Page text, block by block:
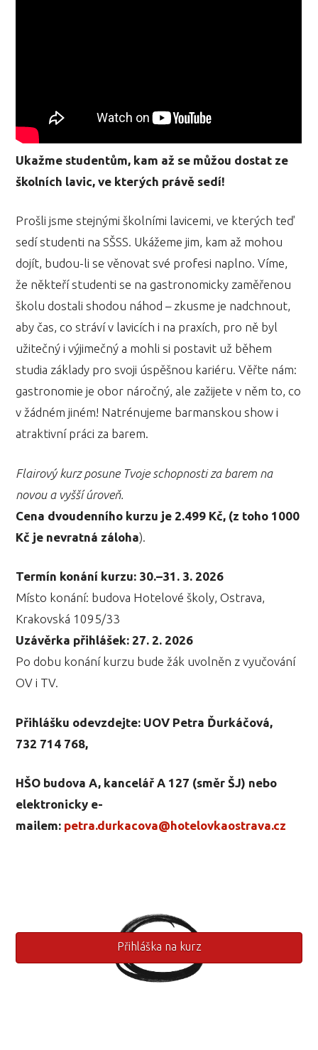
Ukažme studentům, kam až se můžou dostat ze
školních lavic, ve kterých právě sedí!
Prošli jsme stejnými školními lavicemi, ve kterých teď
sedí studenti na SŠSS. Ukážeme jim, kam až mohou
dojít, budou-li se věnovat své profesi naplno. Víme,
že někteří studenti se na gastronomicky zaměřenou
školu dostali shodou náhod – zkusme je nadchnout,
aby čas, co stráví v lavicích i na praxích, pro ně byl
užitečný i výjimečný a mohli si postavit už během
studia základy pro svoji úspěšnou kariéru. Věřte nám:
gastronomie je obor náročný, ale zažijete v něm to, co
v žádném jiném! Natrénujeme barmanskou show i
atraktivní práci za barem.
Flairový kurz posune Tvoje schopnosti za barem na
novou a vyšší úroveň.
Cena dvoudenního kurzu je 2.499 Kč, (z toho 1000
Kč je nevratná záloha).
Termín konání kurzu: 30.–31. 3. 2026
Místo konání: budova Hotelové školy, Ostrava,
Krakovská 1095/33
Uzávěrka přihlášek: 27. 2. 2026
Po dobu konání kurzu bude žák uvolněn z vyučování
OV i TV.
Přihlášku odevzdejte: UOV Petra Ďurkáčová,
732 714 768,
HŠO budova A, kancelář A 127 (směr ŠJ) nebo
elektronicky e-
mailem: petra.durkacova@hotelovkaostrava.cz
Přihláška na kurz